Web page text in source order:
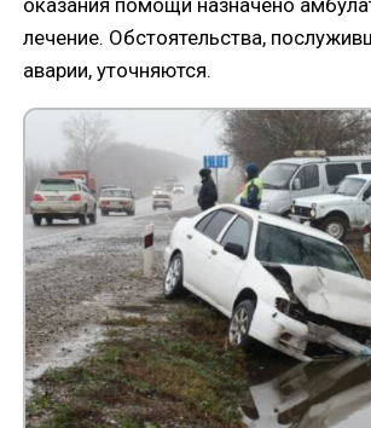
лечение. Обстоятельства,
аварии, уточняются.